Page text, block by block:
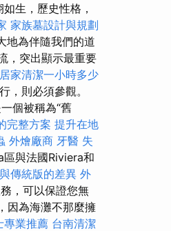
生，歷史性格，
家族墓設計與規劃
地為伴隨我們的道
，突出顯示最重要
居家清潔一小時多少
，則必須參觀。
個被稱為“舊
完整方案 提升在地
外燴廠商 牙醫 失
區與法國Riviera和
傳統版的差異 外
，可以保證您無
因為海灘不那麼擁
專業推薦 台南清潔